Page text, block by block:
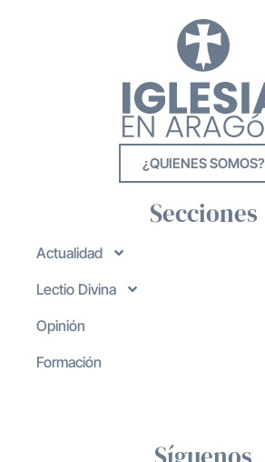
¿QUIENES SOMOS?
Secciones
Actualidad
Lectio Divina
Opinión
Formación